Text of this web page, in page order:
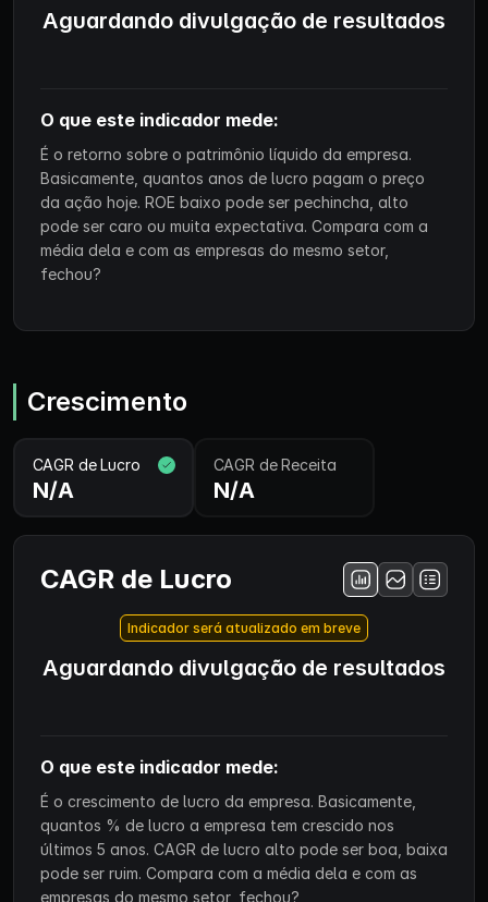
Aguardando divulgação de resultados
O que este indicador mede:
É o retorno sobre o patrimônio líquido da empresa.
Basicamente, quantos anos de lucro pagam o preço
da ação hoje. ROE baixo pode ser pechincha, alto
pode ser caro ou muita expectativa. Compara com a
média dela e com as empresas do mesmo setor,
fechou?
Crescimento
CAGR de Lucro
N/A
CAGR de Receita
N/A
CAGR de Lucro
Indicador será atualizado em breve
Aguardando divulgação de resultados
O que este indicador mede:
É o crescimento de lucro da empresa. Basicamente,
quantos % de lucro a empresa tem crescido nos
últimos 5 anos. CAGR de lucro alto pode ser boa, baixa
pode ser ruim. Compara com a média dela e com as
empresas do mesmo setor, fechou?